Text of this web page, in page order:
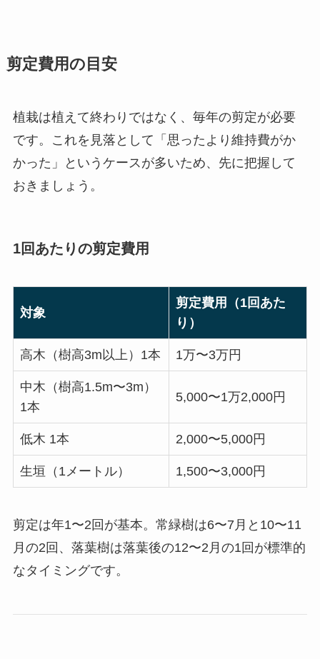
剪定費用の目安
植栽は植えて終わりではなく、毎年の剪定が必要
です。これを見落として「思ったより維持費がか
かった」というケースが多いため、先に把握して
おきましょう。
1回あたりの剪定費用
対象
剪定費用（1回あた
り）
高木（樹高3m以上）1本 1万〜3万円
中木（樹高1.5m〜3m）
1本
5,000〜1万2,000円
低木 1本 2,000〜5,000円
生垣（1メートル） 1,500〜3,000円
剪定は年1〜2回が基本。常緑樹は6〜7月と10〜11
月の2回、落葉樹は落葉後の12〜2月の1回が標準的
なタイミングです。